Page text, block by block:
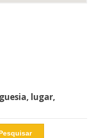
lugar,